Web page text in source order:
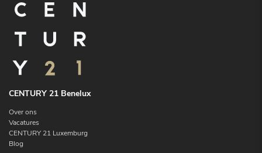
CENTURY 21 Benelux
Over ons
Vacatures
CENTURY 21 Luxemburg
Blog